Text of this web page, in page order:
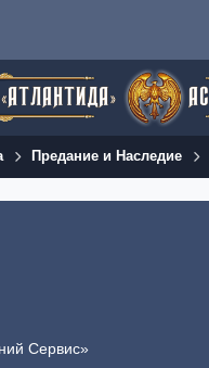
Предание и Наследие
Сервис»